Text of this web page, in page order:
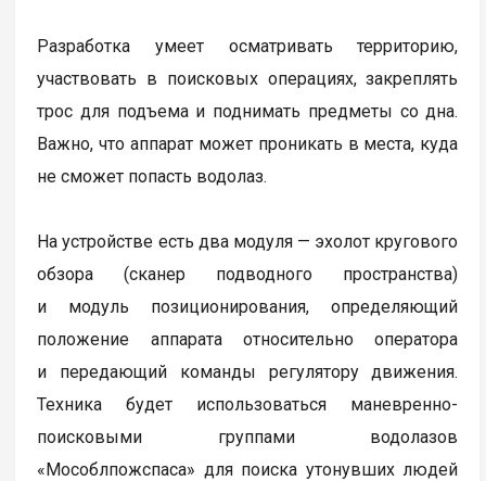
Разработка умеет осматривать территорию,
участвовать в поисковых операциях, закреплять
трос для подъема и поднимать предметы со дна.
Важно, что аппарат может проникать в места, куда
не сможет попасть водолаз.
На устройстве есть два модуля — эхолот кругового
обзора (сканер подводного пространства)
и модуль позиционирования, определяющий
положение аппарата относительно оператора
и передающий команды регулятору движения.
Техника будет использоваться маневренно-
поисковыми группами водолазов
«Мособлпожспаса» для поиска утонувших людей